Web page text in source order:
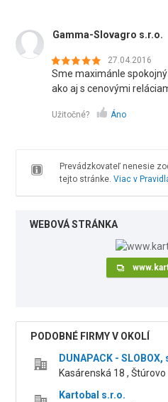
Gamma-Slovagro s.r.o.
27.04.2016
Sme maximánle
ako aj s cenovými
Užitočné? Áno
Prevádzkovateľ nenesie
tejto stránke. Viac v
WEBOVÁ STRÁNKA
PODOBNÉ FIRMY V OKOLÍ
DUNAPACK - SLOBOX,
Kasárenská 18 , Štúrovo
Kartobal s.r.o.